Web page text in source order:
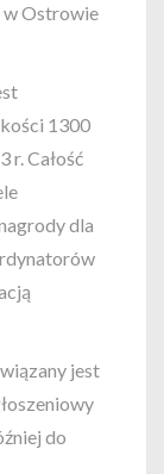
w Ostrowie
1300
r. Całość
dla
jest
do